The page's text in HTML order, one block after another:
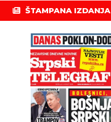
ŠTAMPANA IZDANJA